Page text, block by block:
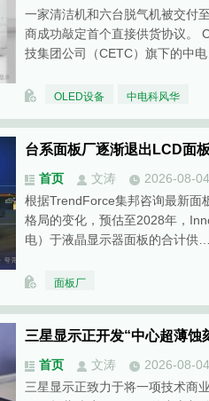
一家清洁机和六台脱气机被交付
商成功敲定首个直接供货协议。
技集团公司（CETC）旗下的中
OLED设备 中电科风华
台系面板厂逐渐退出LCD面
首页 文涛
2026-08-04
根据TrendForce集邦咨询最新面
格局的变化，预估至2028年，
电）于液晶显示器面板的合计供
面板厂
三星显示正开发“中心超薄蚀
首页 文涛
2026-08-04
三星显示正致力于将一项技术商